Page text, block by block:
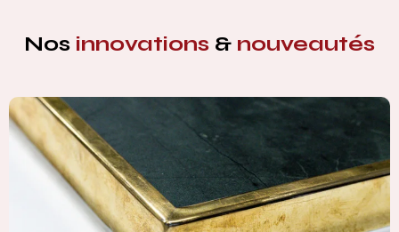
Nos innovations & nouveautés